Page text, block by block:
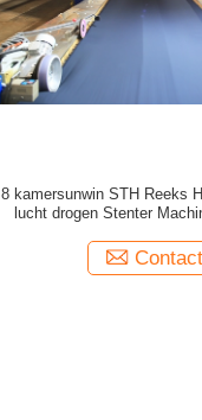
8 kamersunwin STH Reeks
lucht drogen Stenter
Contact